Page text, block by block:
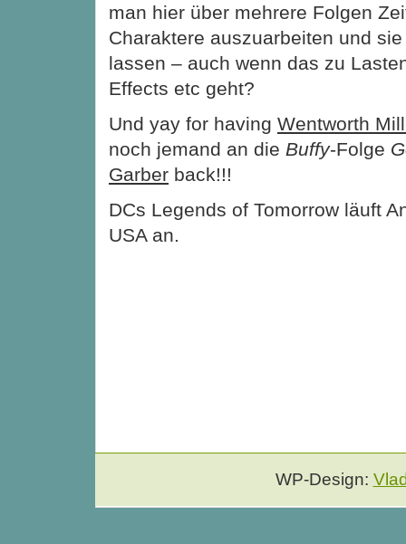
man hier über mehrere Folgen
Charaktere auszuarbeiten und
lassen – auch wenn das zu
Effects etc geht?
Und yay for having Wentworth
noch jemand an die Buffy-Folge
Garber back!!!
DCs Legends of Tomorrow läuft
USA an.
WP-Design: